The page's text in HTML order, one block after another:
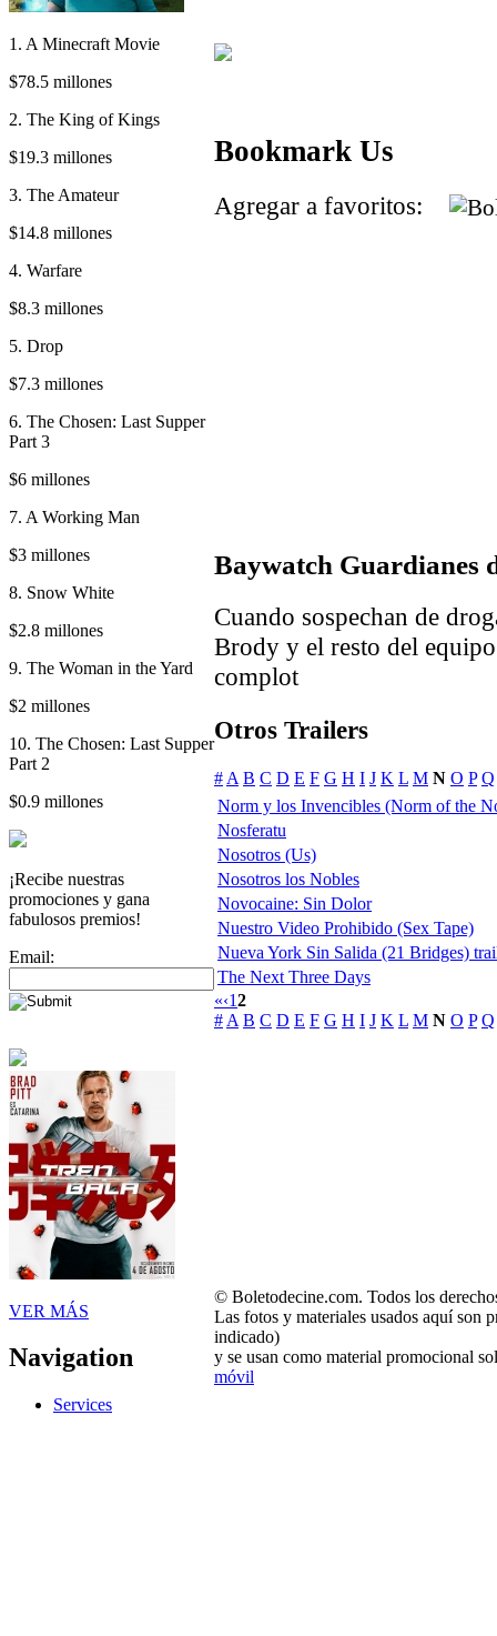
1. A Minecraft Movie
$78.5 millones
2. The King of Kings
$19.3 millones
3. The Amateur
$14.8 millones
4. Warfare
$8.3 millones
5. Drop
$7.3 millones
6. The Chosen: Last Supper
Part 3
$6 millones
7. A Working Man
$3 millones
8. Snow White
$2.8 millones
9. The Woman in the Yard
$2 millones
10. The Chosen: Last Supper
Part 2
$0.9 millones
¡Recibe nuestras
promociones y gana
fabulosos premios!
Email:
VER MÁS
Navigation
Services
Bookmark Us
Agregar a favoritos:
Baywatch Guardianes
Cuando sospechan de
Brody y el resto del
complot
Otros Trailers
#A B C D E F G H I J K L M N O P Q
Norm y los Invencibles (Norm of the
Nosferatu
Nosotros (Us)
Nosotros los Nobles
Novocaine: Sin Dolor
Nuestro Video Prohibido (Sex Tape)
Nueva York Sin Salida (21 Bridges)
The Next Three Days
«‹12
#A B C D E F G H I J K L M N O P Q
© Boletodecine.com. Todos los
Las fotos y materiales usados aquí son
indicado)
y se usan como material promocional
móvil